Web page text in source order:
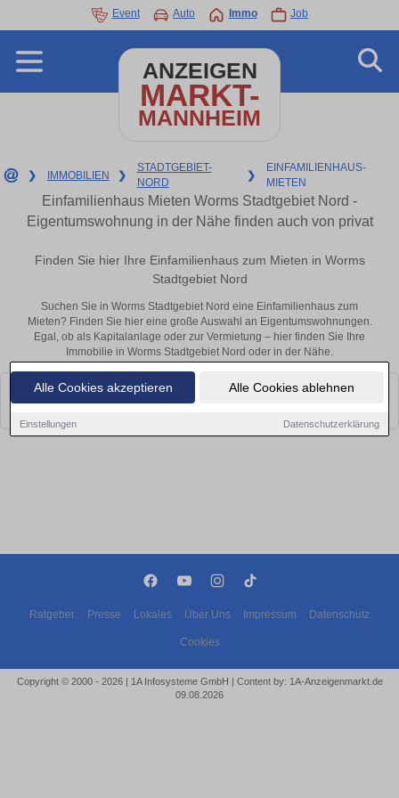
Alle Cookies akzeptieren Alle Cookies ablehnen
Einstellungen Datenschutzerklärung
Event Auto Immo Job
ANZEIGEN
MARKT-
MANNHEIM
❯ IMMOBILIEN ❯
STADTGEBIET-
NORD
❯
EINFAMILIENHAUS-
MIETEN
Einfamilienhaus Mieten Worms Stadtgebiet Nord -
Eigentumswohnung in der Nähe finden auch von privat
Finden Sie hier Ihre Einfamilienhaus zum Mieten in Worms
Stadtgebiet Nord
Suchen Sie in Worms Stadtgebiet Nord eine Einfamilienhaus zum
Mieten? Finden Sie hier eine große Auswahl an Eigentumswohnungen.
Egal, ob als Kapitalanlage oder zur Vermietung – hier finden Sie Ihre
Immobilie in Worms Stadtgebiet Nord oder in der Nähe.
Leider konnten wir derzeit keine passenden Objekte finden. Schauen Sie
Ratgeber Presse Lokales Über Uns Impressum Datenschutz
Cookies
Copyright © 2000 - 2026 | 1A Infosysteme GmbH | Content by: 1A-Anzeigenmarkt.de
09.08.2026